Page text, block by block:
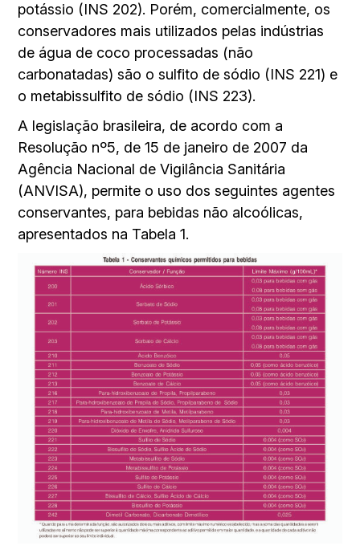
potássio (INS 202). Porém, comercialmente, os
conservadores mais utilizados pelas indústrias
de água de coco processadas (não
carbonatadas) são o sulfito de sódio (INS 221) e
o metabissulfito de sódio (INS 223).
A legislação brasileira, de acordo com a
Resolução nº5, de 15 de janeiro de 2007 da
Agência Nacional de Vigilância Sanitária
(ANVISA), permite o uso dos seguintes agentes
conservantes, para bebidas não alcoólicas,
apresentados na Tabela 1.